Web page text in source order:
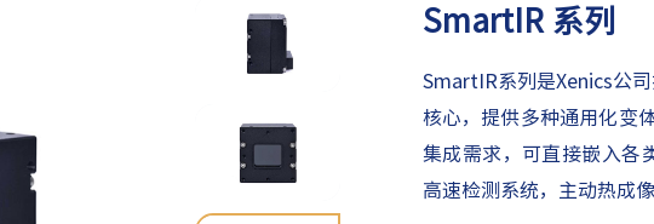
SmartIR 系列
SmartIR系列是Xenics公
核心，提供多种通用化变
集成需求，可直接嵌入各
高速检测系统‌，‌主动热成